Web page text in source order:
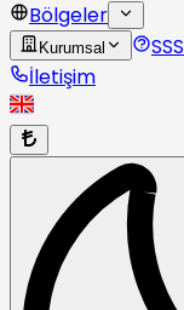
Bölgeler
Kurumsal SSS
İletişim